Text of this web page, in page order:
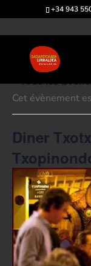
+34 943
« Tous les
Cet évènement
Diner